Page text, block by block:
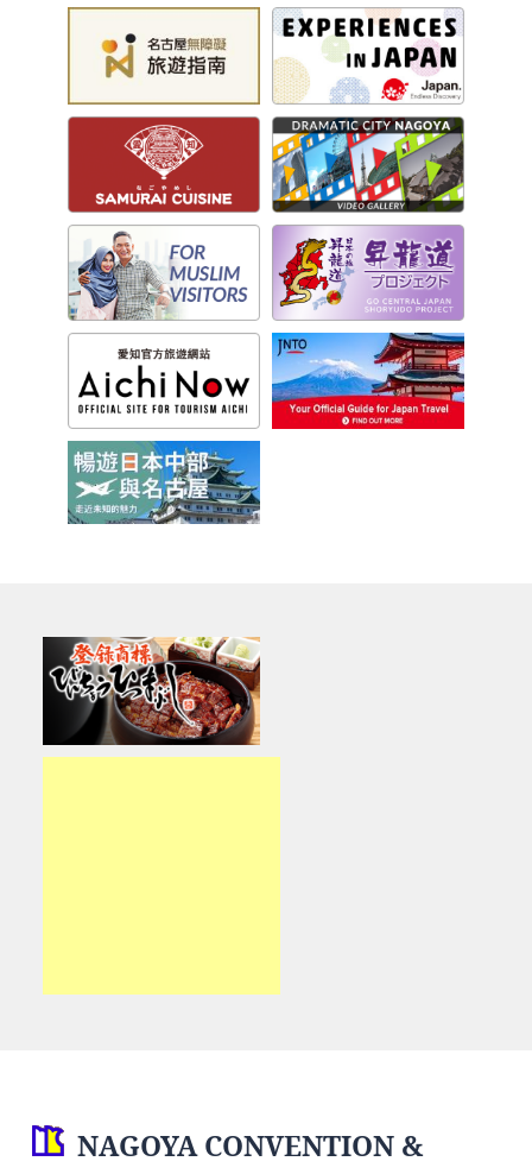
NAGOYA CONVENTION &